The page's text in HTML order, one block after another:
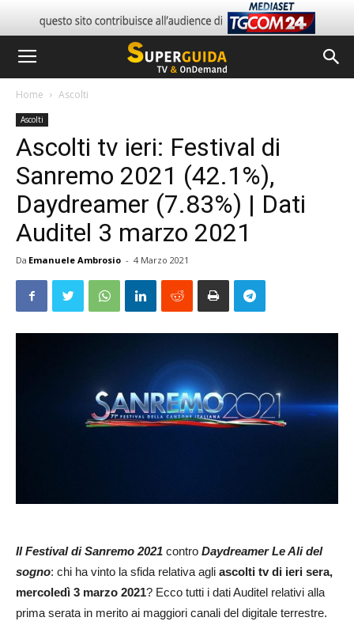
Home Ascolti
Ascolti
Ascolti tv ieri: Festival di
Sanremo 2021 (42.1%),
Daydreamer (7.83%) | Dati
Auditel 3 marzo 2021
Da Emanuele Ambrosio - 4 Marzo 2021
Il Festival di Sanremo 2021 contro Daydreamer Le Ali del
sogno: chi ha vinto la sfida relativa agli ascolti tv di ieri sera,
mercoledì 3 marzo 2021? Ecco tutti i dati Auditel relativi alla
prima serata in merito ai maggiori canali del digitale terrestre.